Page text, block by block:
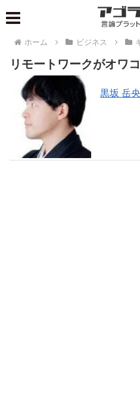
ホーム ビジネス
リモートワークがオワ
黒坂 岳央